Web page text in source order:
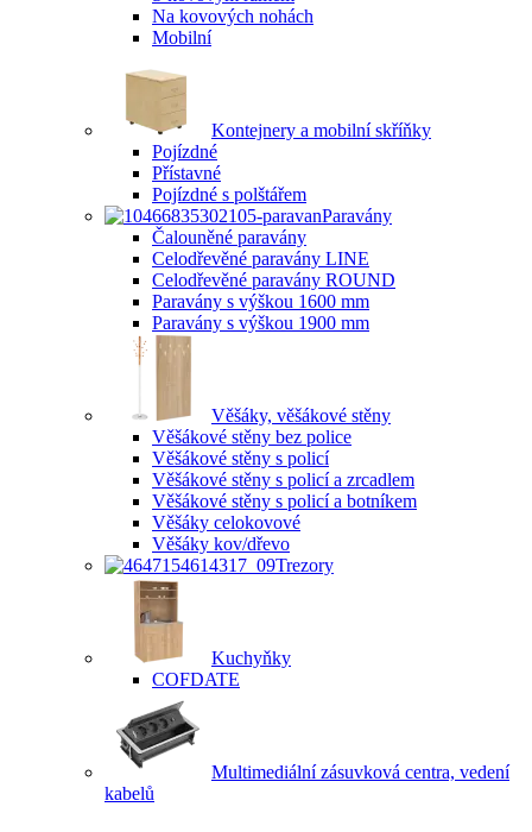
Na kovových nohách
Mobilní
Kontejnery a mobilní skříňky
Pojízdné
Přístavné
Pojízdné s polštářem
Paravány
Čalouněné paravány
Celodřevěné paravány LINE
Celodřevěné paravány ROUND
Paravány s výškou 1600 mm
Paravány s výškou 1900 mm
Věšáky, věšákové stěny
Věšákové stěny bez police
Věšákové stěny s policí
Věšákové stěny s policí a zrcadlem
Věšákové stěny s policí a botníkem
Věšáky celokovové
Věšáky kov/dřevo
Trezory
Kuchyňky
COFDATE
Multimediální zásuvková centra, vedení
kabelů